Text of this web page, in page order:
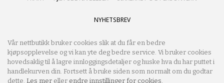
NYHETSBREV
Vår nettbutikk bruker cookies slik at du får en bedre
kjøpsopplevelse og vi kan yte deg bedre service. Vi bruker cookies
hovedsaklig til å lagre innloggingsdetaljer og huske hva du har puttet i
handlekurven din. Fortsett å bruke siden som normalt om du godtar
dette. Les mer eller endre innstillinger for cookies.